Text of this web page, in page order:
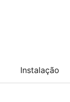
Instalação